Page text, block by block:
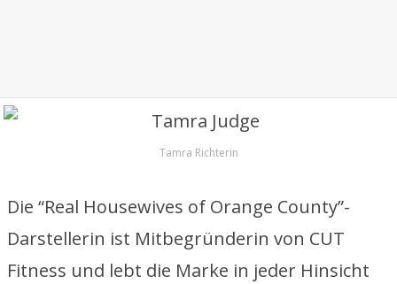
Tamra Richterin
Die “Real Housewives of Orange County”-
Darstellerin ist Mitbegründerin von CUT
Fitness und lebt die Marke in jeder Hinsicht